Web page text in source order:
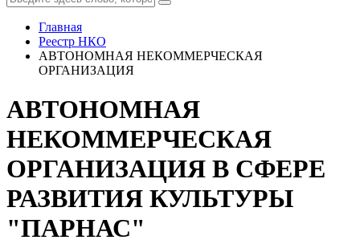
Главная
Реестр НКО
АВТОНОМНАЯ НЕКОММЕРЧЕСКАЯ
ОРГАНИЗАЦИЯ
АВТОНОМНАЯ
НЕКОММЕРЧЕСКАЯ
ОРГАНИЗАЦИЯ В СФЕРЕ
РАЗВИТИЯ КУЛЬТУРЫ
"ПАРНАС"